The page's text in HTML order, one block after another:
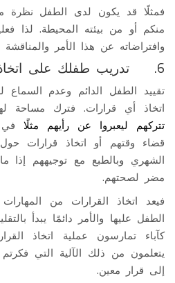
فمثلًا قد يكون لدى الطفل نظرة
منكم أو من بيئته المحيطة. لذا
وافتراضاته عن هذا الأمر والمناقشة
6. تدريب طفلك على اتخاذ القرارات
تقييد الطفل الدائم وعدم السماع
اتخاذ أي قرارات. فترك مساحة
تتركهم ليعبروا عن رأيهم مثلً ا
قضاء وقتهم أو اتخاذ قرارات
الشهري وبالطبع مع توجيههم إذا
مضر لصحتهم.
فيعد اتخاذ القرارات من
الطفل عليها والأمر دائمًا يبدأ
كآباء تمارسون عملية اتخاذ
يتعلمون من ذلك الآلية التي
إلى قرار معين.